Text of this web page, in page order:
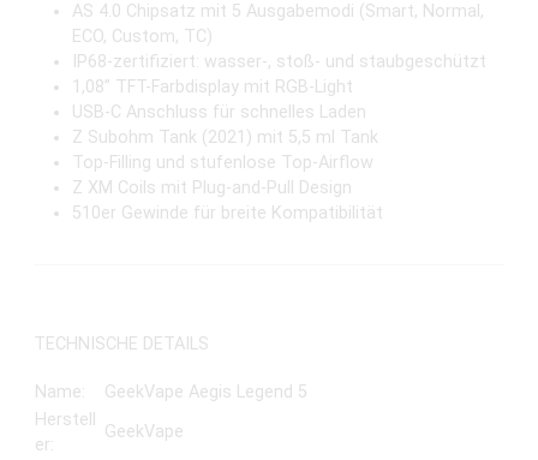
AS 4.0 Chipsatz mit 5 Ausgabemodi (Smart, Normal,
ECO, Custom, TC)
IP68-zertifiziert: wasser-, stoß- und staubgeschützt
1,08” TFT-Farbdisplay mit RGB-Light
USB-C Anschluss für schnelles Laden
Z Subohm Tank (2021) mit 5,5 ml Tank
Top-Filling und stufenlose Top-Airflow
Z XM Coils mit Plug-and-Pull Design
510er Gewinde für breite Kompatibilität
TECHNISCHE DETAILS
Name:
GeekVape Aegis Legend 5
Herstell
er:
GeekVape